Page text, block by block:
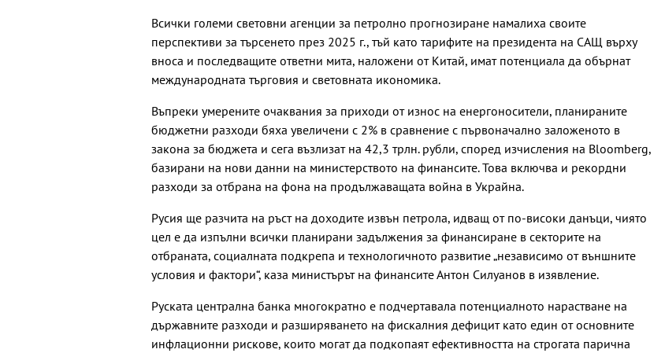
Всички големи световни агенции за петролно прогнозиране намалиха своите
перспективи за търсенето през 2025 г., тъй като тарифите на президента на САЩ върху
вноса и последващите ответни мита, наложени от Китай, имат потенциала да обърнат
международната търговия и световната икономика.
Въпреки умерените очаквания за приходи от износ на енергоносители, планираните
бюджетни разходи бяха увеличени с 2% в сравнение с първоначално заложеното в
закона за бюджета и сега възлизат на 42,3 трлн. рубли, според изчисления на Bloomberg,
базирани на нови данни на министерството на финансите. Това включва и рекордни
разходи за отбрана на фона на продължаващата война в Украйна.
Русия ще разчита на ръст на доходите извън петрола, идващ от по-високи данъци, чиято
цел е да изпълни всички планирани задължения за финансиране в секторите на
отбраната, социалната подкрепа и технологичното развитие „независимо от външните
условия и фактори“, каза министърът на финансите Антон Силуанов в изявление.
Руската централна банка многократно е подчертавала потенциалното нарастване на
държавните разходи и разширяването на фискалния дефицит като един от основните
инфлационни рискове, които могат да подкопаят ефективността на строгата парична
Изплащат пенсиите от
утре
Интерактивна карта
дава бърз достъп до
Черноморието
продажбите на дребно
през юни, отчита
Евростат